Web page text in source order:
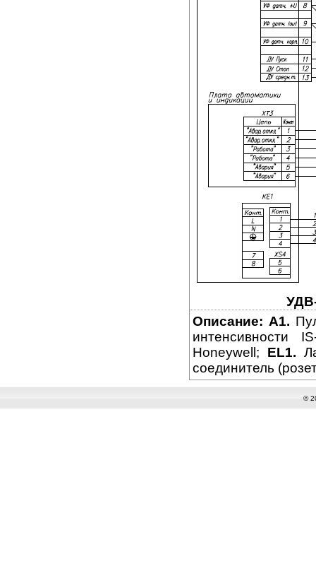
Описание: A1.
интенсивности
Honeywell; EL1.
соединитель
©